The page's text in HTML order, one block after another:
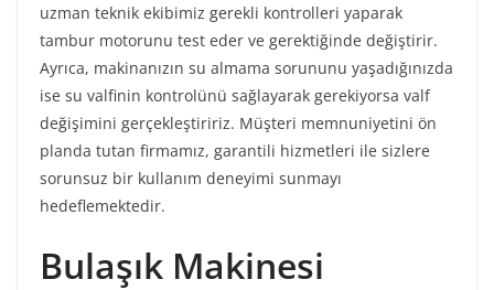
uzman teknik ekibimiz gerekli kontrolleri yaparak
tambur motorunu test eder ve gerektiğinde değiştirir.
Ayrıca, makinanızın su almama sorununu yaşadığınızda
ise su valfinin kontrolünü sağlayarak gerekiyorsa valf
değişimini gerçekleştiririz. Müşteri memnuniyetini ön
planda tutan firmamız, garantili hizmetleri ile sizlere
sorunsuz bir kullanım deneyimi sunmayı
hedeflemektedir.
Bulaşık Makinesi